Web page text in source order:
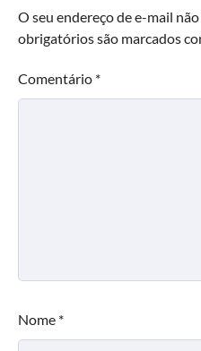
O seu endereço de e-mail
obrigatórios são marcados
Comentário *
Nome *